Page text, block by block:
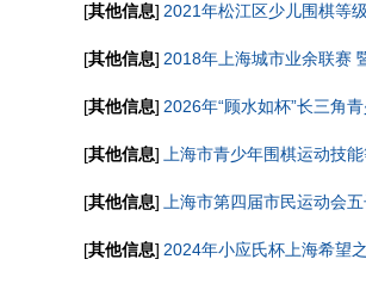
[其他信息] 2021年松江区少儿围棋等
[其他信息] 2018年上海城市业余联赛
[其他信息] 2026年“顾水如杯”长三角
[其他信息] 上海市青少年围棋运动技
[其他信息] 上海市第四届市民运动会
[其他信息] 2024年小应氏杯上海希望